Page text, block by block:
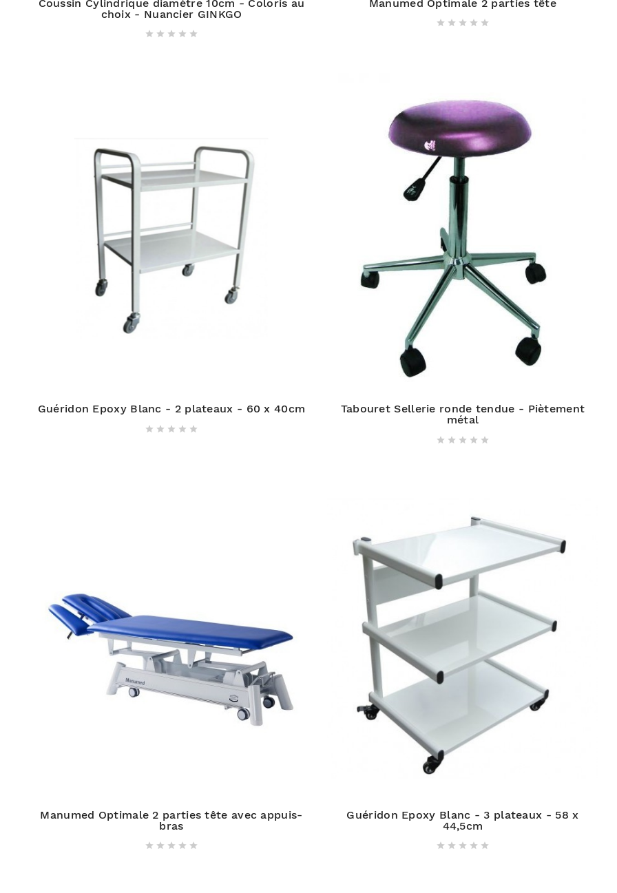
Coussin Cylindrique diamètre 10cm - Coloris au
choix - Nuancier GINKGO
    
Manumed Optimale 2 parties tête
    
Guéridon Epoxy Blanc - 2 plateaux - 60 x 40cm
    
Tabouret Sellerie ronde tendue - Piètement
métal
    
Manumed Optimale 2 parties tête avec appuis-
bras
    
Guéridon Epoxy Blanc - 3 plateaux - 58 x
44,5cm
    